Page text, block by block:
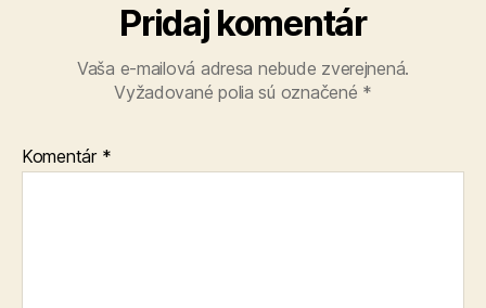
Pridaj komentár
Vaša e-mailová adresa nebude zverejnená.
Vyžadované polia sú označené *
Komentár *